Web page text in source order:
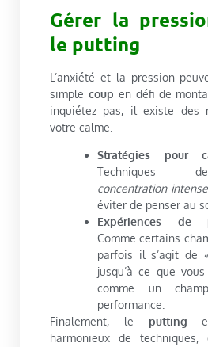
Gérer la
le putting
L’anxiété et la pression
simple coup en défi de
inquiétez pas, il existe des
votre calme.
Stratégies pour
Techniques
concentration intense
éviter de penser au
Expériences de
Comme certains
parfois il s’agit de
jusqu’à ce que
comme un
performance.
Finalement, le putting
harmonieux de